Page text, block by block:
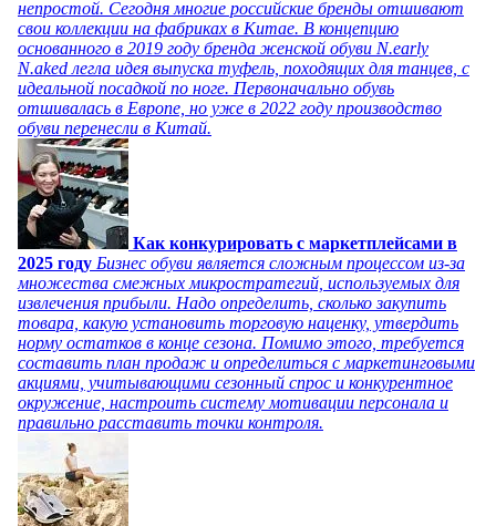
непростой. Сегодня многие российские бренды отшивают
свои коллекции на фабриках в Китае. В концепцию
основанного в 2019 году бренда женской обуви N.early
N.aked легла идея выпуска туфель, походящих для танцев, с
идеальной посадкой по ноге. Первоначально обувь
отшивалась в Европе, но уже в 2022 году производство
обуви перенесли в Китай.
Как конкурировать с маркетплейсами в
2025 году Бизнес обуви является сложным процессом из-за
множества смежных микростратегий, используемых для
извлечения прибыли. Надо определить, сколько закупить
товара, какую установить торговую наценку, утвердить
норму остатков в конце сезона. Помимо этого, требуется
составить план продаж и определиться с маркетинговыми
акциями, учитывающими сезонный спрос и конкурентное
окружение, настроить систему мотивации персонала и
правильно расставить точки контроля.